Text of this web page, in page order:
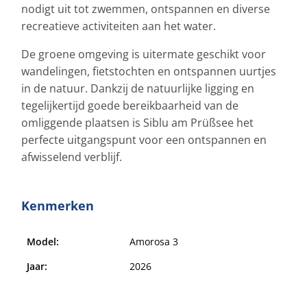
nodigt uit tot zwemmen, ontspannen en diverse
recreatieve activiteiten aan het water.
De groene omgeving is uitermate geschikt voor
wandelingen, fietstochten en ontspannen uurtjes
in de natuur. Dankzij de natuurlijke ligging en
tegelijkertijd goede bereikbaarheid van de
omliggende plaatsen is Siblu am Prüßsee het
perfecte uitgangspunt voor een ontspannen en
afwisselend verblijf.
Kenmerken
Model:
Amorosa 3
Jaar:
2026